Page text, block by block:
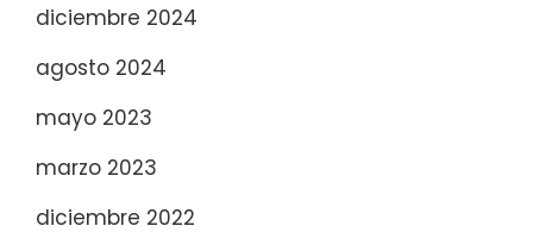
diciembre 2024
agosto 2024
mayo 2023
marzo 2023
diciembre 2022